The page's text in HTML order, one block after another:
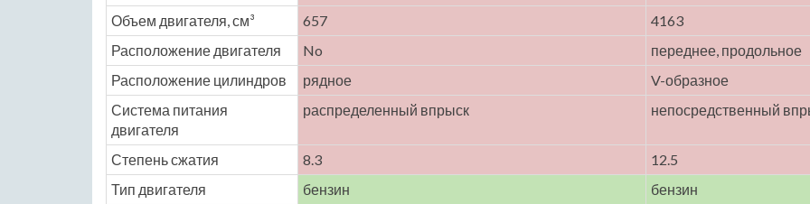
Объем двигателя, см³ 657
4163
Расположение двигателя
No
переднее, продольное
Расположение цилиндров
рядное
V-образное
Система питания
двигателя
распределенный впрыск непосредственный
Степень сжатия 8.3
12.5
Тип двигателя
бензин
бензин